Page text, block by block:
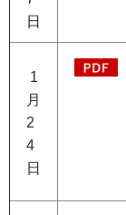
日
1
月
2
4
日